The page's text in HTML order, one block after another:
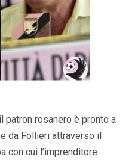
patron rosanero è pronto a
da Follieri attraverso il
con cui l’imprenditore